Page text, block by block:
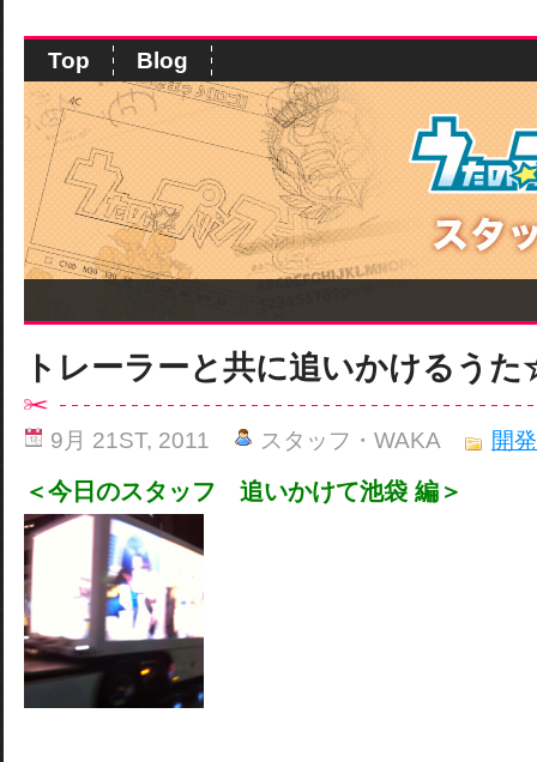
Top Blog
トレーラーと共に追いかけるう
9月 21ST, 2011 スタッフ・WAKA 開
＜今日のスタッフ 追いかけて池袋 編＞